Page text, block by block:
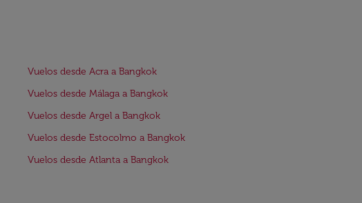
Vuelos desde Acra a Bangkok
Vuelos desde Málaga a Bangkok
Vuelos desde Argel a Bangkok
Vuelos desde Estocolmo a Bangkok
Vuelos desde Atlanta a Bangkok